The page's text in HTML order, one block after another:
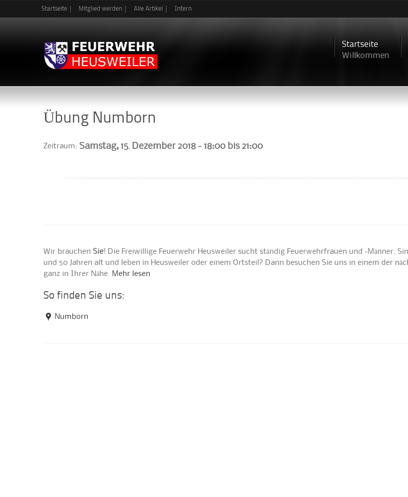
zum
Startseite Mitglied werden Alle Artikel Intern
Startseite
Willkommen
Übung Numborn
Zeitraum: Samstag, 15. Dezember 2018 -18:00 bis 21:00
Wir brauchenSie! Die Freiwillige Feuerwehr Heusweiler sucht ständig Feuerwehrfrauen und -Männer.
und 50 Jahren alt und leben in Heusweiler oder einem Ortsteil? Dann besuchen Sie uns in einem der
ganz in Ihrer Nähe.
Mehr lesen
So finden Sie uns:
Numborn